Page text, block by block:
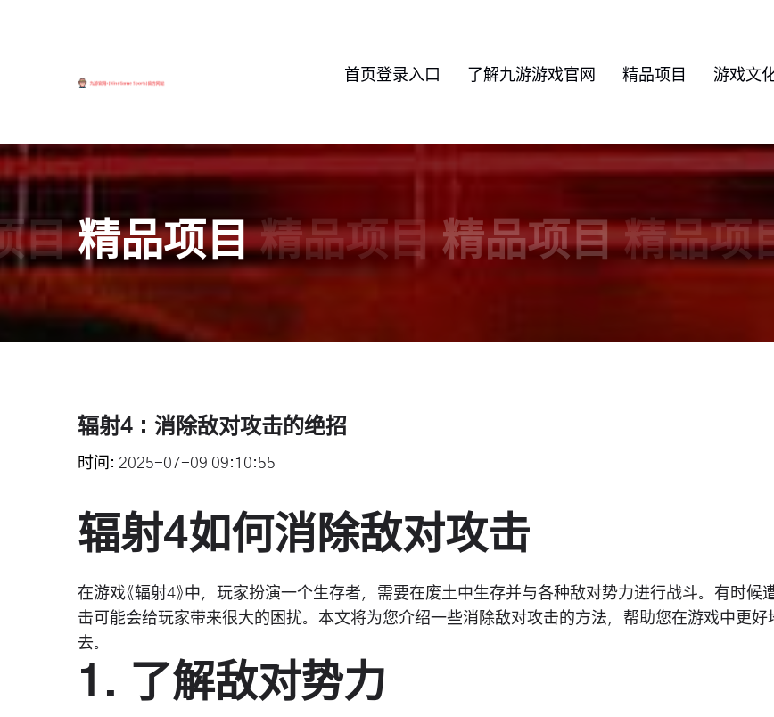
首页登录入口 了解九游游戏官网 精品项目 游戏文
目 精品项目 精品项目 精品项目 精品项
辐射4：消除敌对攻击的绝招
时间 2025-07-09 09:10:55
辐射4如何消除敌对攻击
在游戏《辐射4》中，玩家扮演一个生存者，需要在废土中生存并与各种敌对势力进行战斗。有时候
击可能会给玩家带来很大的困扰。本文将为您介绍一些消除敌对攻击的方法，帮助您在游戏中更好
去。
1. 了解敌对势力